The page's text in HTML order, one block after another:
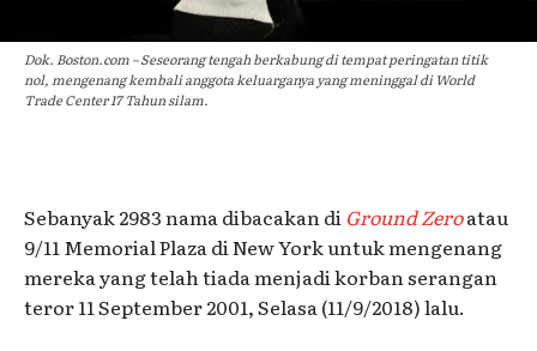
Dok. Boston.com – Seseorang tengah berkabung di tempat peringatan titik
nol, mengenang kembali anggota keluarganya yang meninggal di World
Trade Center 17 Tahun silam.
Sebanyak 2983 nama dibacakan di Ground Zeroatau
9/11 Memorial Plaza di New York untuk mengenang
mereka yang telah tiada menjadi korban serangan
teror 11 September 2001, Selasa (11/9/2018) lalu.